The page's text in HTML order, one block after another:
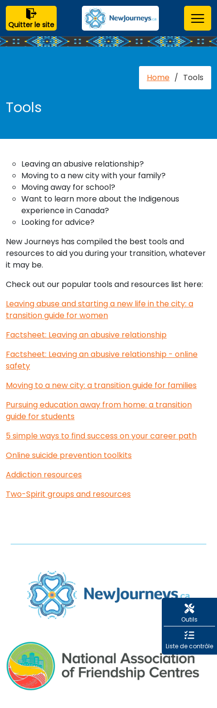
Quitter le site
Home / Tools
Tools
Leaving an abusive relationship?
Moving to a new city with your family?
Moving away for school?
Want to learn more about the Indigenous
experience in Canada?
Looking for advice?
New Journeys has compiled the best tools and
resources to aid you during your transition, whatever
it may be.
Check out our popular tools and resources list here:
Leaving abuse and starting a new life in the city: a
transition guide for women
Factsheet: Leaving an abusive relationship
Factsheet: Leaving an abusive relationship - online
safety
Moving to a new city: a transition guide for families
Pursuing education away from home: a transition
guide for students
5 simple ways to find success on your career path
Online suicide prevention toolkits
Addiction resources
Two-Spirit groups and resources
Outils
Liste de contrôle